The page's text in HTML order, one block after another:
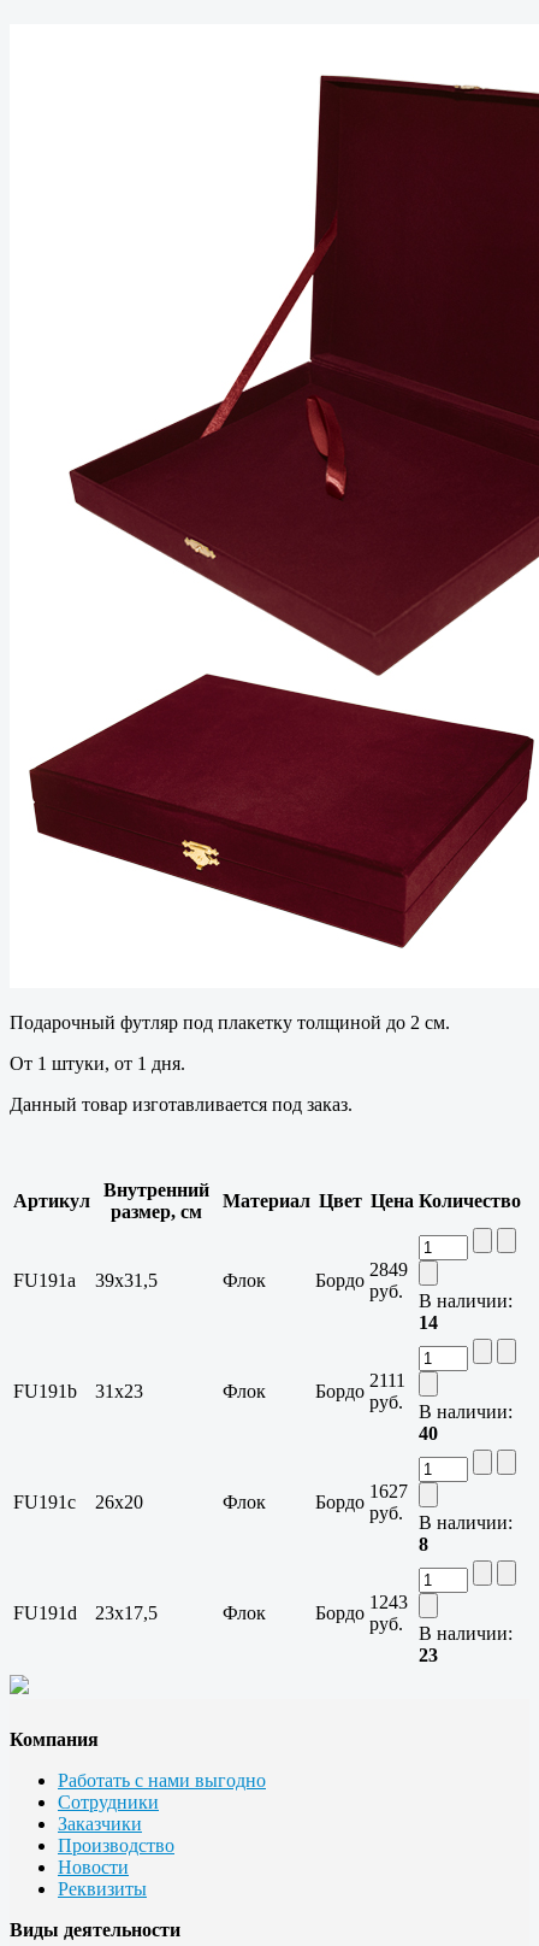
Подарочный футляр под плакетку толщиной до 2 см.
От 1 штуки, от 1 дня.
Данный товар изготавливается под заказ.
Артикул
Внутренний
размер, см
Материал Цвет Цена Количество
FU191a 39x31,5 Флок Бордо
2849
руб.
В наличии:
14
FU191b 31x23 Флок Бордо
2111
руб.
В наличии:
40
FU191c 26x20 Флок Бордо
1627
руб.
В наличии:
8
FU191d 23x17,5 Флок Бордо
1243
руб.
В наличии:
23
Компания
Работать с нами выгодно
Сотрудники
Заказчики
Производство
Новости
Реквизиты
Виды деятельности